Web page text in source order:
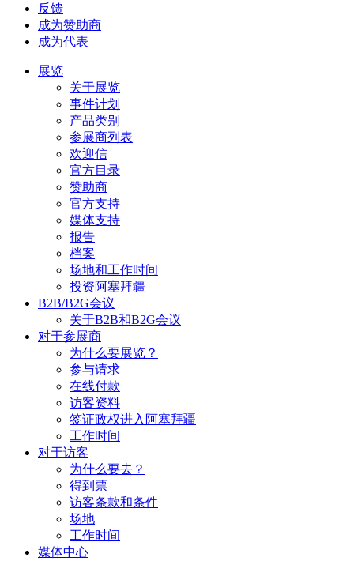
反馈
成为赞助商
成为代表
展览
关于展览
事件计划
产品类别
参展商列表
欢迎信
官方目录
赞助商
官方支持
媒体支持
报告
档案
场地和工作时间
投资阿塞拜疆
B2B/B2G会议
关于B2B和B2G会议
对于参展商
为什么要展览？
参与请求
在线付款
访客资料
签证政权进入阿塞拜疆
工作时间
对于访客
为什么要去？
得到票
访客条款和条件
场地
工作时间
媒体中心